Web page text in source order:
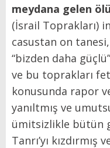
meydana gelen
(İsrail Toprakları)
casustan on
“bizden daha
ve bu toprakları
konusunda rapor
yanıltmış ve
ümitsizlikle bütün
Tanrı’yı